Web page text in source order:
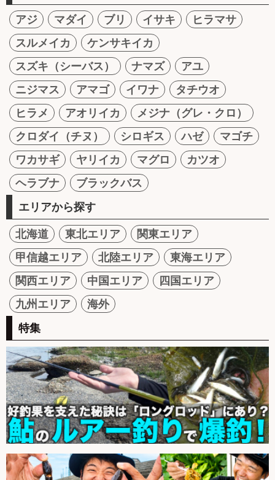
アジ マダイ ブリ イサキ
ヒラマサ
スルメイカ
ケンサキイカ
スズキ（シーバス）
ナマズ
アユ
ニジマス
アマゴ イワナ
タチウオ
ヒラメ
アオリイカ
メジナ（グレ・クロ）
クロダイ（チヌ）
シロギス ハゼ
マゴチ
ワカサギ
ヤリイカ マグロ
カツオ
ヘラブナ
ブラックバス
エリアから探す
北海道 東北エリア
関東エリア
甲信越エリア
北陸エリア
東海エリア
関西エリア
中国エリア
四国エリア
九州エリア
海外
特集